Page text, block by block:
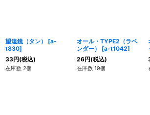
望遠鏡（タン） [a-
t830]
33円(税込)
在庫数 2個
オール・TYPE2（ラベ
ンダー）
[a-t1042]
26円(税込)
在庫数 19個